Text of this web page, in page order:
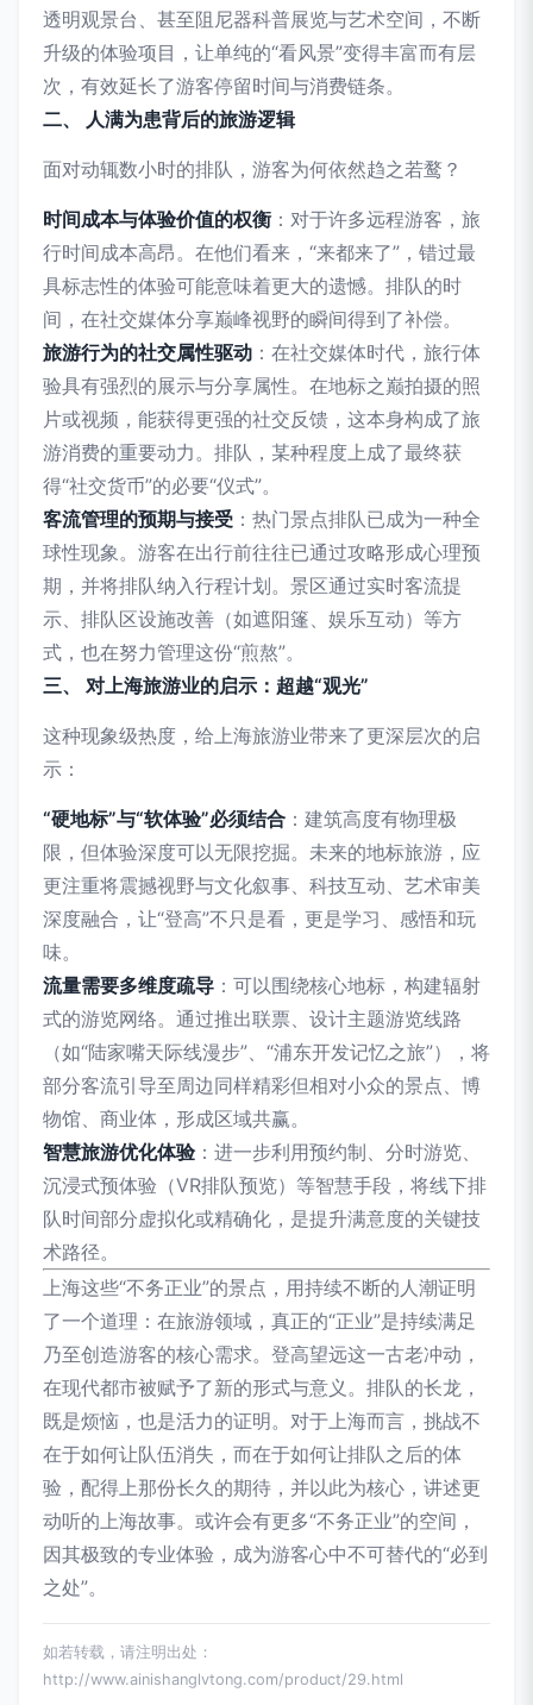
透明观景台、甚至阻尼器科普展览与艺术空间，不断
升级的体验项目，让单纯的“看风景”变得丰富而有层
次，有效延长了游客停留时间与消费链条。
二、 人满为患背后的旅游逻辑
面对动辄数小时的排队，游客为何依然趋之若鹜？
时间成本与体验价值的权衡 ：对于许多远程游客，旅
行时间成本高昂。在他们看来，“来都来了”，错过最
具标志性的体验可能意味着更大的遗憾。排队的时
间，在社交媒体分享巅峰视野的瞬间得到了补偿。
旅游行为的社交属性驱动 ：在社交媒体时代，旅行体
验具有强烈的展示与分享属性。在地标之巅拍摄的照
片或视频，能获得更强的社交反馈，这本身构成了旅
游消费的重要动力。排队，某种程度上成了最终获
得“社交货币”的必要“仪式”。
客流管理的预期与接受 ：热门景点排队已成为一种全
球性现象。游客在出行前往往已通过攻略形成心理预
期，并将排队纳入行程计划。景区通过实时客流提
示、排队区设施改善（如遮阳篷、娱乐互动）等方
式，也在努力管理这份“煎熬”。
三、 对上海旅游业的启示：超越“观光”
这种现象级热度，给上海旅游业带来了更深层次的启
示：
“硬地标”与“软体验”必须结合 ：建筑高度有物理极
限，但体验深度可以无限挖掘。未来的地标旅游，应
更注重将震撼视野与文化叙事、科技互动、艺术审美
深度融合，让“登高”不只是看，更是学习、感悟和玩
味。
流量需要多维度疏导 ：可以围绕核心地标，构建辐射
式的游览网络。通过推出联票、设计主题游览线路
（如“陆家嘴天际线漫步”、“浦东开发记忆之旅”），将
部分客流引导至周边同样精彩但相对小众的景点、博
物馆、商业体，形成区域共赢。
智慧旅游优化体验：进一步利用预约制、分时游览、
沉浸式预体验（VR排队预览）等智慧手段，将线下排
队时间部分虚拟化或精确化，是提升满意度的关键技
术路径。
上海这些“不务正业”的景点，用持续不断的人潮证明
了一个道理：在旅游领域，真正的“正业”是持续满足
乃至创造游客的核心需求。登高望远这一古老冲动，
在现代都市被赋予了新的形式与意义。排队的长龙，
既是烦恼，也是活力的证明。对于上海而言，挑战不
在于如何让队伍消失，而在于如何让排队之后的体
验，配得上那份长久的期待，并以此为核心，讲述更
动听的上海故事。或许会有更多“不务正业”的空间，
因其极致的专业体验，成为游客心中不可替代的“必到
之处”。
如若转载，请注明出处：
http://www.ainishanglvtong.com/product/29.html